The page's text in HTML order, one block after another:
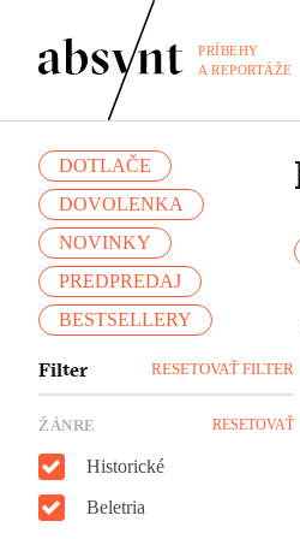
PRÍBEHY
A REPORTÁŽE
DOTLAČE
DOVOLENKA
NOVINKY
PREDPREDAJ
BESTSELLERY
Filter RESETOVAŤ FILTER
ŽÁNRE RESETOVAŤ
Historické
Beletria